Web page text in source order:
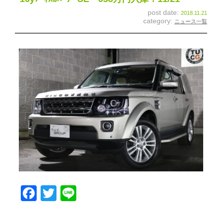
自動車保険
リクルート お問い合わせ
会社概要 個人情報保護方針
スタッフブログ 納車情報
ホーム T.U.C.GROUP
post date: 2018.11.21
category: ニュース一覧
Facebook
Twitter